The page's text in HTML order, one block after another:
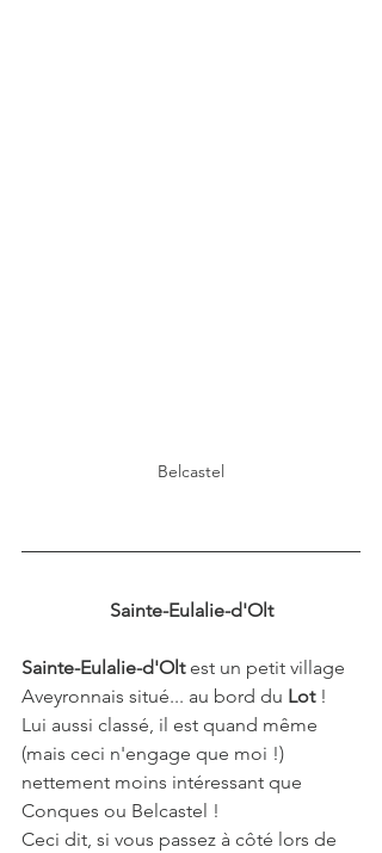
Belcastel
Sainte-Eulalie-d'Olt
Sainte-Eulalie-d'Olt est un petit village
Aveyronnais situé... au bord du Lot !
Lui aussi classé, il est quand même
(mais ceci n'engage que moi !)
nettement moins intéressant que
Conques ou Belcastel !
Ceci dit, si vous passez à côté lors de